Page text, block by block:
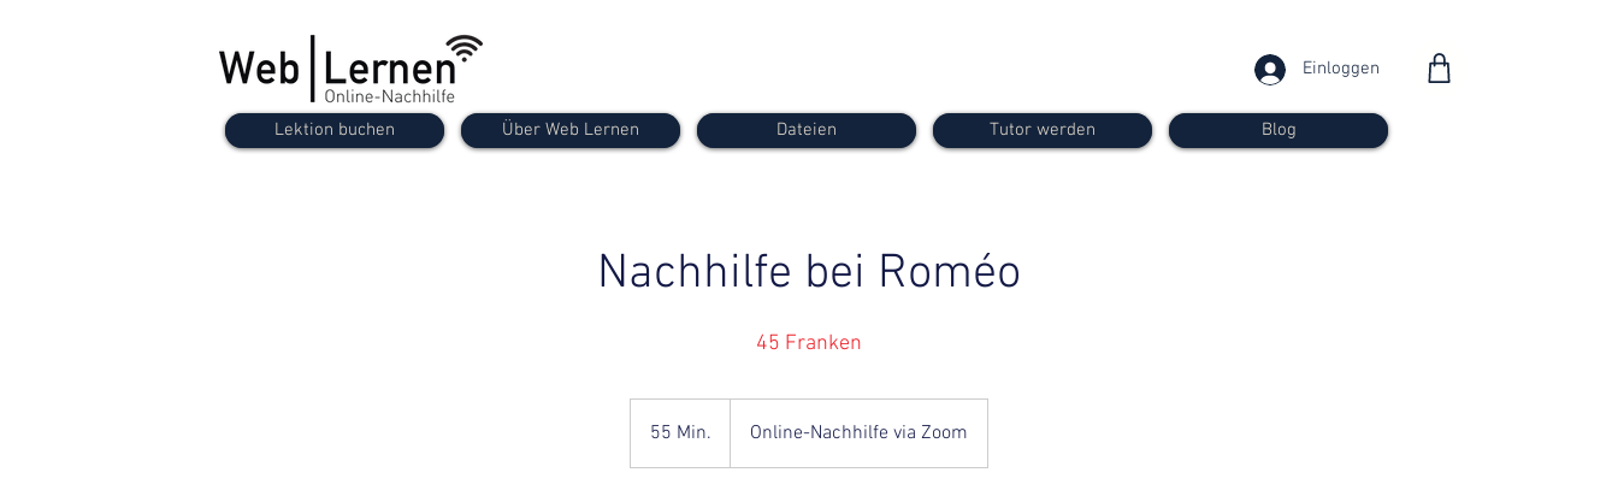
Einloggen
Lektion buchen Über Web Lernen Dateien Tutor werden Blog
Nachhilfe bei Roméo
55 Min.
5
Online-Nachhilfe via Zoom